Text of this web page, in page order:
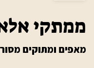
ממתקי
מאפים ומתוקים